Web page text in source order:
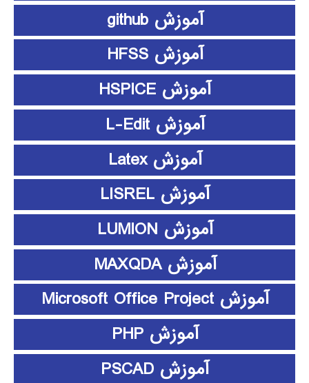
آموزش github
آموزش HFSS
آموزش HSPICE
آموزش L-Edit
آموزش Latex
آموزش LISREL
آموزش LUMION
آموزش MAXQDA
آموزش Microsoft Office Project
آموزش PHP
آموزش PSCAD